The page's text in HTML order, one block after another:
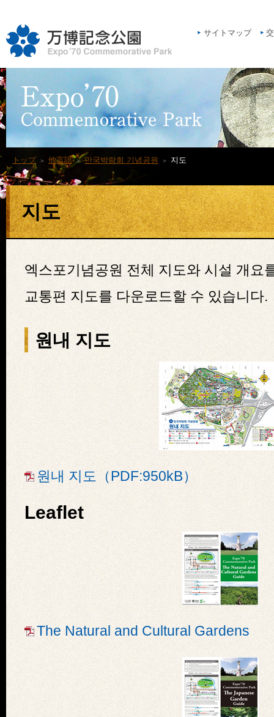
サイトマップ
トップ ＞ 他言語 ＞ 만국박람회 기념공원 ＞ 지도
지도
엑스포기념공원 전체 지도와 시설 개요
교통편 지도를 다운로드할 수 있습니다.
원내 지도
원내 지도（PDF:950kB）
Leaflet
The Natural and Cultural Gardens